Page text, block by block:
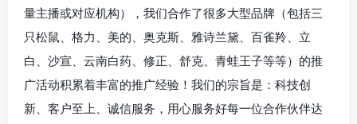
量主播或对应机构），我们合作了很多大型品牌（包括三
只松鼠、格力、美的、奥克斯、雅诗兰黛、百雀羚、立
白、沙宣、云南白药、修正、舒克、青蛙王子等等）的推
广活动积累着丰富的推广经验！我们的宗旨是：科技创
新、客户至上、诚信服务，用心服务好每一位合作伙伴达